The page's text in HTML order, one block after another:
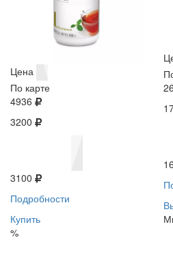
Цена
По карте
4936
3200
3100
Подробности
Купить
%